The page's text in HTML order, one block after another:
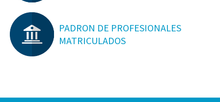
PADRON DE PROFESIONALES
MATRICULADOS